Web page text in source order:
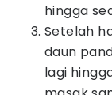
hingga
Setelah
daun
lagi